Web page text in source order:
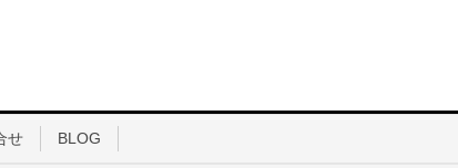
せ BLOG